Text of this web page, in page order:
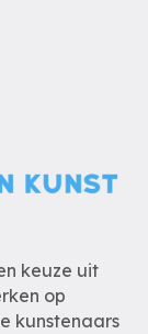
keuze uit
op
kunstenaars